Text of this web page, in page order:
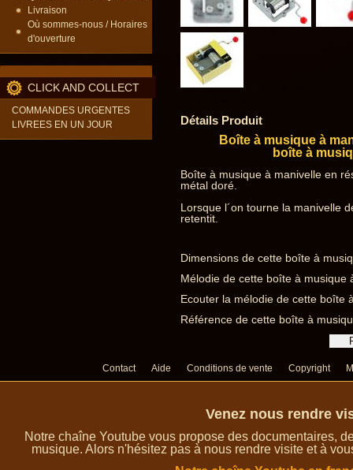
Livraison
Où sommes-nous / Horaires
d'ouverture
CLICK AND COLLECT
COMMANDES URGENTES
LIVREES EN UN JOUR
Détails Produit
Boîte à musique à
boîte à
Boîte à musique à manivelle en
métal doré.
Lorsque l´on tourne la manivelle
retentit.
Dimensions de cette boîte à
Mélodie de cette boîte à musique
Ecouter la mélodie de cette boîte
Référence de cette boîte à
Contact Aide Conditions de vente Copyright
Venez nous rendre
Notre chaîne Youtube vous propose des documentaires,
musique. Alors n'hésitez pas à nous rendre visite et à